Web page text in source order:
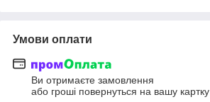
Умови оплати
Ви отримаєте замовлення
або гроші повернуться на вашу картку